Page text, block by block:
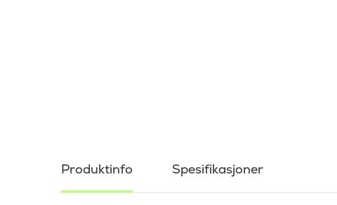
Produktinfo Spesifikasjoner